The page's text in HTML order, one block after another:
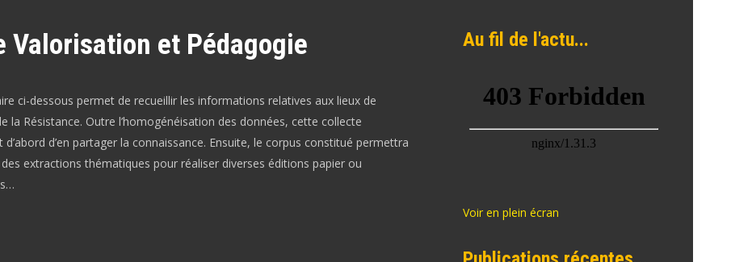
Valorisation et Pédagogie
ci-dessous permet de recueillir les informations relatives aux lieux de
la Résistance. Outre l’homogénéisation des données, cette collecte
d’en partager la connaissance. Ensuite, le corpus constitué permettra
des extractions thématiques pour réaliser diverses éditions papier ou
Au fil de l'actu...
Voir en plein écran